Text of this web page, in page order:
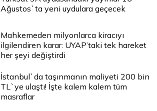
Ağustos`ta yeni uydulara geçecek
Mahkemeden milyonlarca kiracıyı
ilgilendiren karar: UYAP’taki tek hareket
her şeyi değiştirdi
İstanbul`da taşınmanın maliyeti 200 bin
TL`ye ulaştı! İşte kalem kalem tüm
masraflar